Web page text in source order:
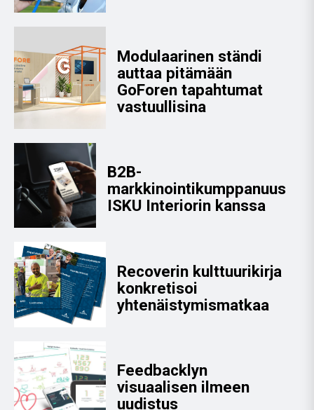
Modulaarinen ständi
auttaa pitämään
GoForen tapahtumat
vastuullisina
B2B-
markkinointikumppanuus
ISKU Interiorin kanssa
Recoverin kulttuurikirja
konkretisoi
yhtenäistymismatkaa
Feedbacklyn
visuaalisen ilmeen
uudistus